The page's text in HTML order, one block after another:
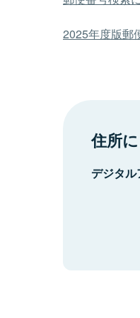
2025年度版郵
住所
デジタ